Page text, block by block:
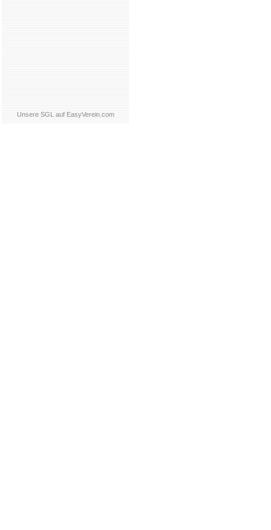
Unsere SGL auf EasyVerein.com